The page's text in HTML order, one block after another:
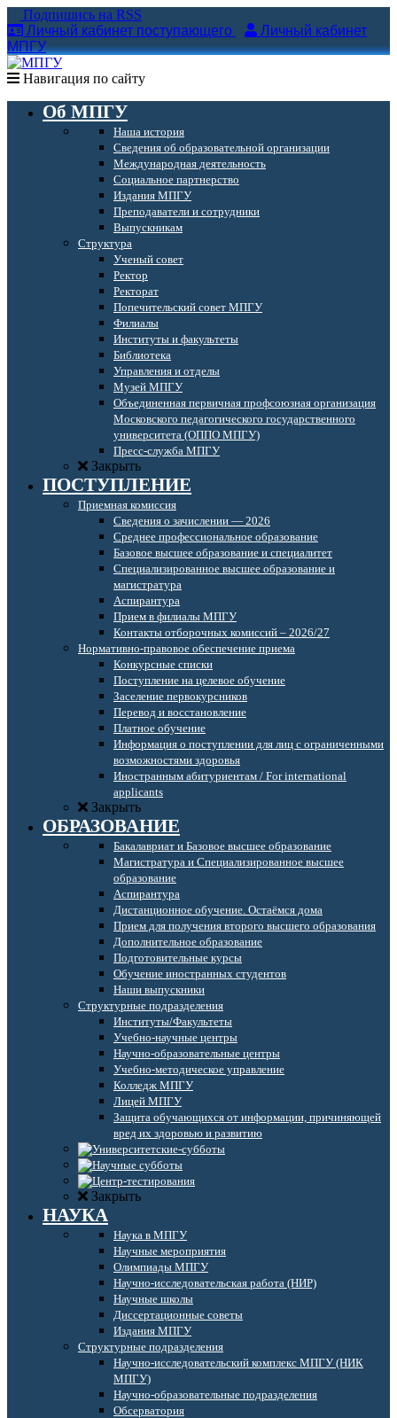
Подпишись на RSS
Личный кабинет поступающего
Личный кабинет
МПГУ
Навигация по сайту
Об МПГУ
Наша история
Сведения об образовательной организации
Международная деятельность
Социальное партнерство
Издания МПГУ
Преподаватели и сотрудники
Выпускникам
Структура
Ученый совет
Ректор
Ректорат
Попечительский совет МПГУ
Филиалы
Институты и факультеты
Библиотека
Управления и отделы
Музей МПГУ
Объединенная первичная профсоюзная организация
Московского педагогического государственного
университета (ОППО МПГУ)
Пресс-служба МПГУ
Закрыть
ПОСТУПЛЕНИЕ
Приемная комиссия
Сведения о зачислении — 2026
Среднее профессиональное образование
Базовое высшее образование и специалитет
Специализированное высшее образование и
магистратура
Аспирантура
Прием в филиалы МПГУ
Контакты отборочных комиссий – 2026/27
Нормативно-правовое обеспечение приема
Конкурсные списки
Поступление на целевое обучение
Заселение первокурсников
Перевод и восстановление
Платное обучение
Информация о поступлении для лиц с ограниченными
возможностями здоровья
Иностранным абитуриентам / For international
applicants
Закрыть
ОБРАЗОВАНИЕ
Бакалавриат и Базовое высшее образование
Магистратура и Специализированное высшее
образование
Аспирантура
Дистанционное обучение. Остаёмся дома
Прием для получения второго высшего образования
Дополнительное образование
Подготовительные курсы
Обучение иностранных студентов
Наши выпускники
Структурные подразделения
Институты/Факультеты
Учебно-научные центры
Научно-образовательные центры
Учебно-методическое управление
Колледж МПГУ
Лицей МПГУ
Защита обучающихся от информации, причиняющей
вред их здоровью и развитию
Закрыть
НАУКА
Наука в МПГУ
Научные мероприятия
Олимпиады МПГУ
Научно-исследовательская работа (НИР)
Научные школы
Диссертационные советы
Издания МПГУ
Структурные подразделения
Научно-исследовательский комплекс МПГУ (НИК
МПГУ)
Научно-образовательные подразделения
Обсерватория